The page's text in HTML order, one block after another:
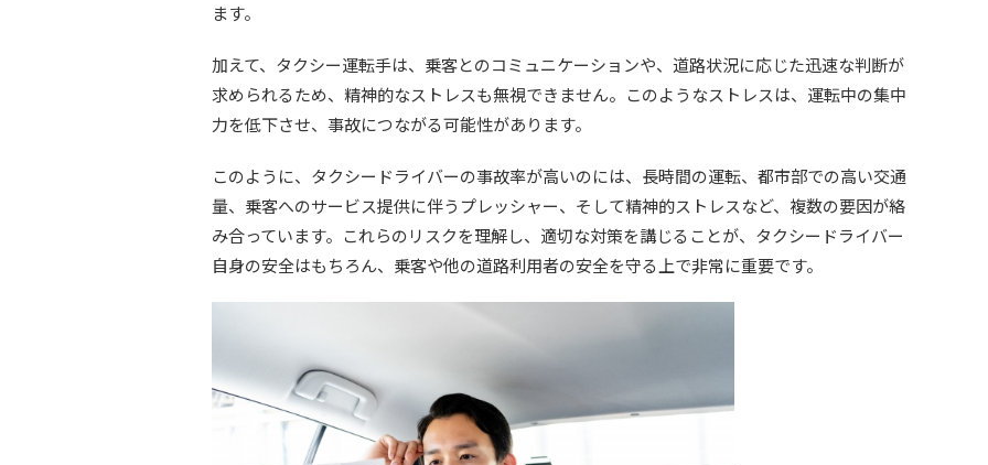
ます。
加えて、タクシー運転手は、乗客とのコミュニケーションや、道路状況に応じた迅速な判断が
求められるため、精神的なストレスも無視できません。このようなストレスは、運転中の集中
力を低下させ、事故につながる可能性があります。
このように、タクシードライバーの事故率が高いのには、長時間の運転、都市部での高い交通
量、乗客へのサービス提供に伴うプレッシャー、そして精神的ストレスなど、複数の要因が絡
み合っています。これらのリスクを理解し、適切な対策を講じることが、タクシードライバー
自身の安全はもちろん、乗客や他の道路利用者の安全を守る上で非常に重要です。